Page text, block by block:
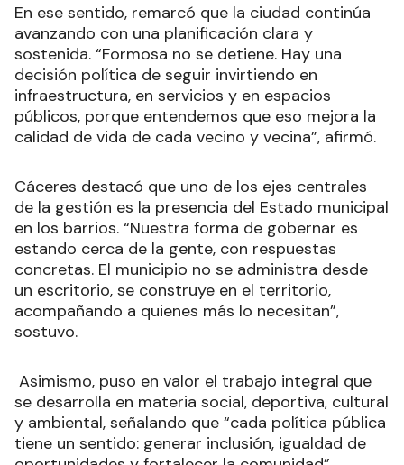
En ese sentido, remarcó que la ciudad continúa
avanzando con una planificación clara y
sostenida. “Formosa no se detiene. Hay una
decisión política de seguir invirtiendo en
infraestructura, en servicios y en espacios
públicos, porque entendemos que eso mejora la
calidad de vida de cada vecino y vecina”, afirmó.
Cáceres destacó que uno de los ejes centrales
de la gestión es la presencia del Estado municipal
en los barrios. “Nuestra forma de gobernar es
estando cerca de la gente, con respuestas
concretas. El municipio no se administra desde
un escritorio, se construye en el territorio,
acompañando a quienes más lo necesitan”,
sostuvo.
Asimismo, puso en valor el trabajo integral que
se desarrolla en materia social, deportiva, cultural
y ambiental, señalando que “cada política pública
tiene un sentido: generar inclusión, igualdad de